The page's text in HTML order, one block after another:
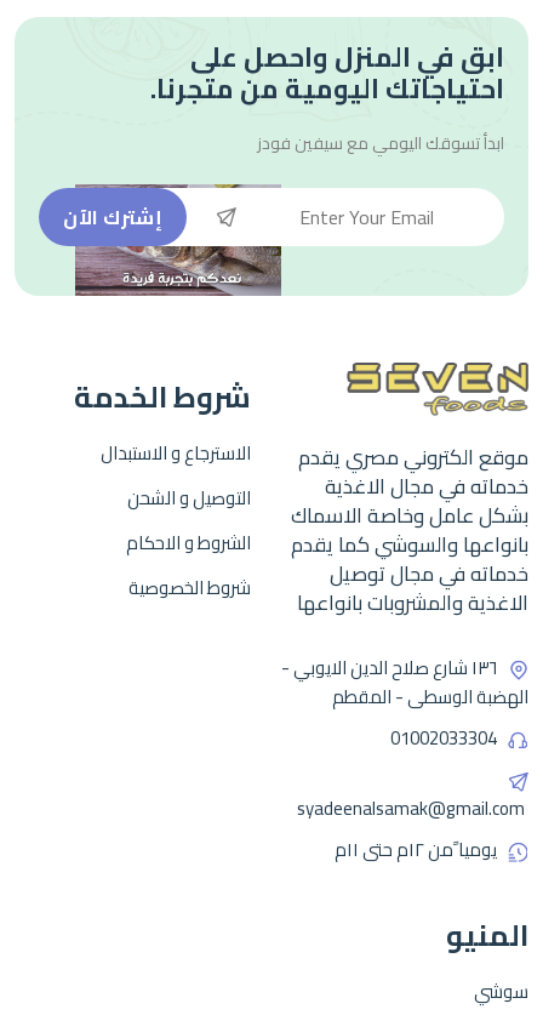
ابق في المنزل واحصل على
احتياجاتك اليومية من متجرنا.
ابدأ تسوقك اليومي معسيفين فودز
إشترك الآن
موقع الكتروني مصري يقدم
خدماته في مجال الاغذية
بشكل عامل وخاصة الاسماك
بانواعها والسوشي كما يقدم
خدماته في مجال توصيل
الاغذية والمشروبات بانواعها
١٣٦ شارع صلاح الدين الايوبي -
الهضبة الوسطى - المقطم
01002033304
syadeenalsamak@gmail.com
يوميا ًمن ١٢م حتى ١١م
شروط الخدمة
الاسترجاع و الاستبدال
التوصيل و الشحن
الشروط و الاحكام
شروط الخصوصية
المنيو
سوشي